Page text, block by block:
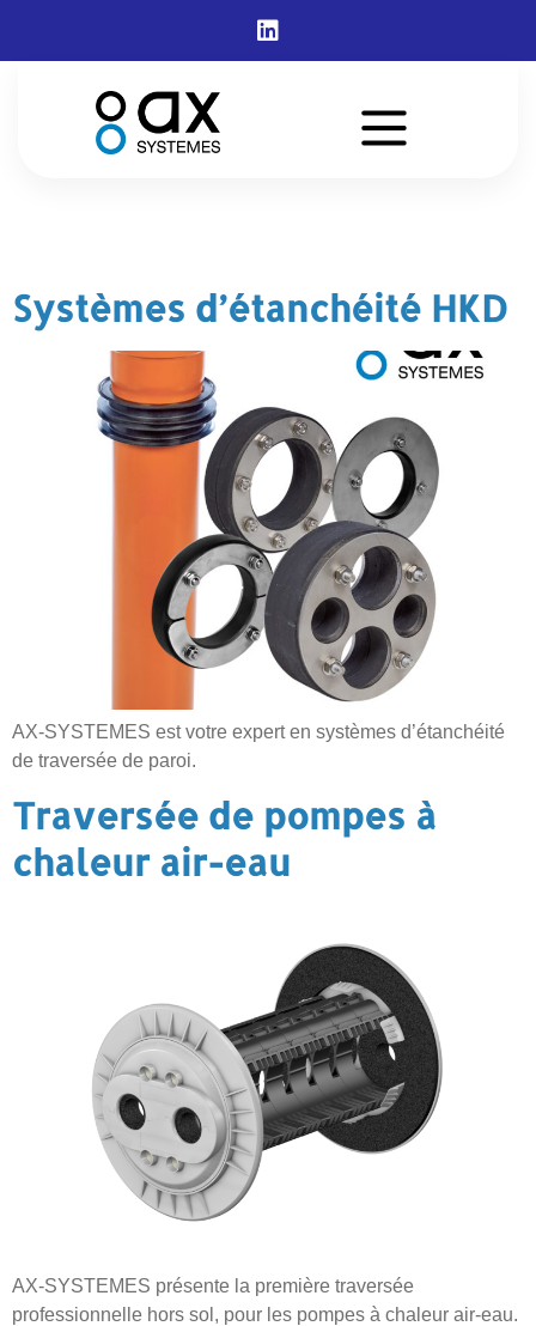
Systèmes d’étanchéité HKD
AX-SYSTEMES est votre expert en systèmes d’étanchéité
de traversée de paroi.
Traversée de pompes à
chaleur air-eau
AX-SYSTEMES présente la première traversée
professionnelle hors sol, pour les pompes à chaleur air-eau.